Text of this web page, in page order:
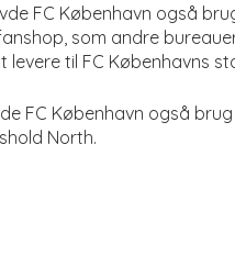
FC København også
som andre
levere til FC Københavns
FC København også
North.